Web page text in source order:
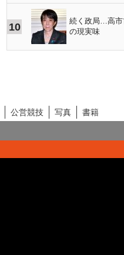
10
続く政局…高市
の現実味
公営競技 写真
書籍